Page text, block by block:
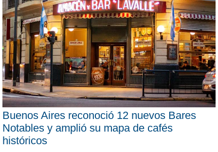
Buenos Aires reconoció 12 nuevos Bares
Notables y amplió su mapa de cafés
históricos